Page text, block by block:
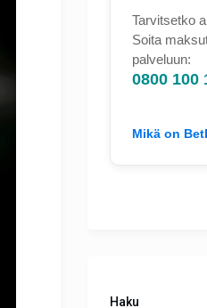
Tarvitsetko
Soita
palveluun:
0800 100
Mikä on
Haku